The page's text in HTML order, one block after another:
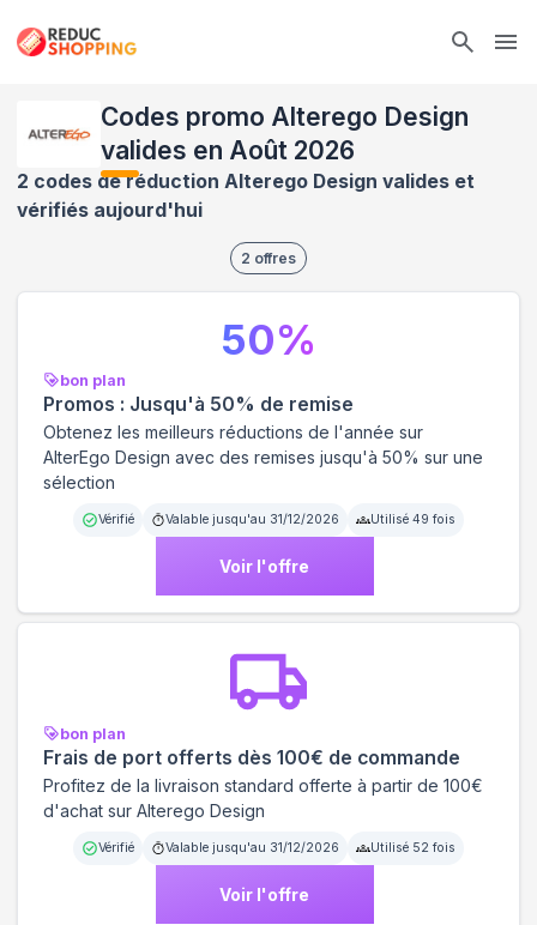
Codes promo Alterego Design
valides en Août 2026
2 codes de réduction Alterego Design valides et
vérifiés aujourd'hui
2 offres
bon plan
Promos : Jusqu'à 50% de remise
Obtenez les meilleurs réductions de l'année sur
AlterEgo Design avec des remises jusqu'à 50% sur une
sélection
Vérifié Valable jusqu'au 31/12/2026 Utilisé 49 fois
Voir l'offre
50%
bon plan
Frais de port offerts dès 100€ de commande
Profitez de la livraison standard offerte à partir de 100€
d'achat sur Alterego Design
Vérifié Valable jusqu'au 31/12/2026 Utilisé 52 fois
Voir l'offre